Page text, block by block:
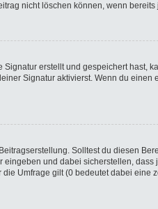
nicht löschen können, wenn
erstellt und gespeichert hast,
Signatur aktivierst. Wenn du einen
Solltest du diesen
und dabei sicherstellen, dass
Umfrage gilt (0 bedeutet dabei eine